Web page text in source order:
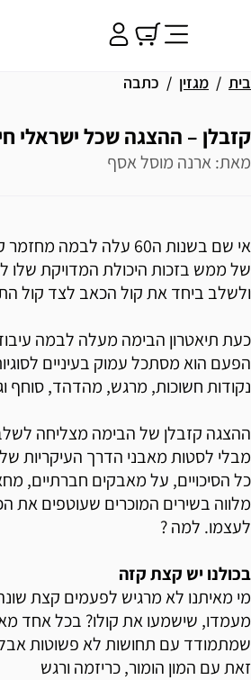
בית מגזין כתבה
קזבלן – ההצגה שכל ישראלי
מאת: ארנה מוסל אסף
אי שם בשנות ה60 עלה
של ממש בזכות היכולת המדויקת
ולשלב ביחד את קול הכאב לצד קול
כעת תיאטרון הבימה מעלה לבמה
הפעם הוא מסתכל עמוק בעיניים
נקודות חשוכות, מרגש, מהדהד, סוחף
מבלי לסטות מאבני הדרך העיקריות
כל הסיכויים, על מאבקים חברתיים,
מלווה בשירים המוכרים שעוטפים את
לעצמו. למה ?
בכולנו יש קצת קזה
מי מאיתנו לא מרגיש לפעמים קצת
מעמדו, שישמעו את קולו? בכל אחד
שמתמודד עם תחושות לא פשוטות
זאת עם המון הומור, כריזמה ורגש